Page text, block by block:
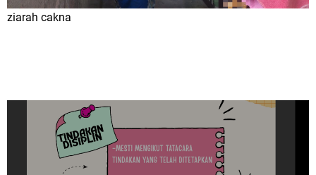
ziarah cakna